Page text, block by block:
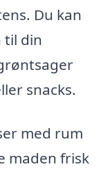
Du kan
til din
snacks.
med rum
maden frisk